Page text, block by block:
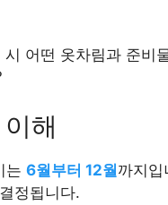
어떤 옷차림과 준비
해
는 6월부터 12월 까지
정됩니다.